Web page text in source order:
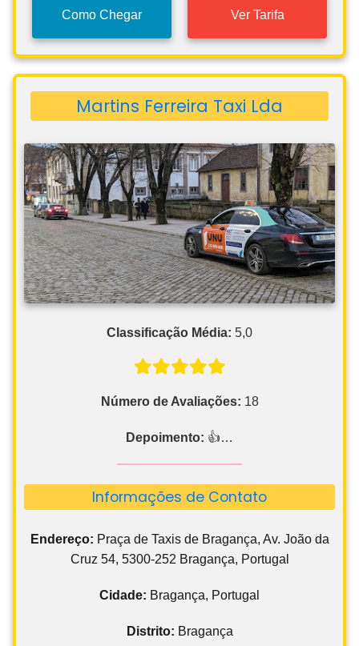
Como Chegar Ver Tarifa
Martins Ferreira Taxi Lda
Classificação Média: 5,0
Número de Avaliações: 18
Depoimento: 👍…
Informações de Contato
Endereço: Praça de Taxis de Bragança, Av. João da
Cruz 54, 5300-252 Bragança, Portugal
Cidade: Bragança, Portugal
Distrito: Bragança